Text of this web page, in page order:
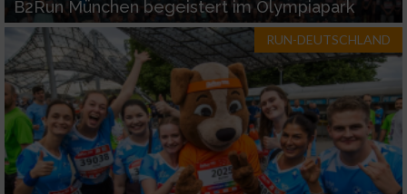
B2Run München begeistert im Olympiapark
RUN-DEUTSCHLAND